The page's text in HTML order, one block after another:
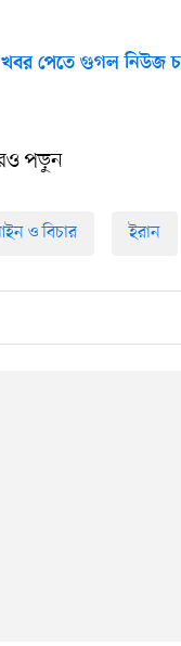
পেতে গুগল নিউজ
পড়ুন
ও বিচার ইরান